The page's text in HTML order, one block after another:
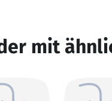
mit